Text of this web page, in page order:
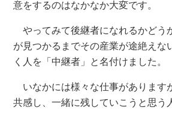
意をするのはなかなか大変です。
やってみて後継者になれるかどう
が見つかるまでその産業が途絶えな
く人を「中継者」と名付けました。
いなかには様々な仕事があります
共感し、一緒に残していこうと思う